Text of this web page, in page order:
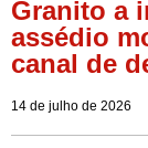
Granito a
assédio
canal de
14 de julho de 2026